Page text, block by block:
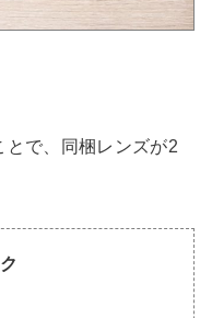
とで、同梱レンズが2